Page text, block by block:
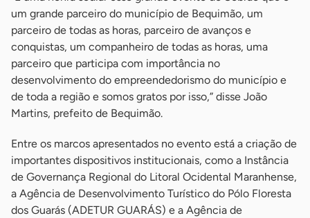
um grande parceiro do município de Bequimão, um
parceiro de todas as horas, parceiro de avanços e
conquistas, um companheiro de todas as horas, uma
parceiro que participa com importância no
desenvolvimento do empreendedorismo do município e
de toda a região e somos gratos por isso,” disse João
Martins, prefeito de Bequimão.
Entre os marcos apresentados no evento está a criação de
importantes dispositivos institucionais, como a Instância
de Governança Regional do Litoral Ocidental Maranhense,
a Agência de Desenvolvimento Turístico do Pólo Floresta
dos Guarás (ADETUR GUARÁS) e a Agência de